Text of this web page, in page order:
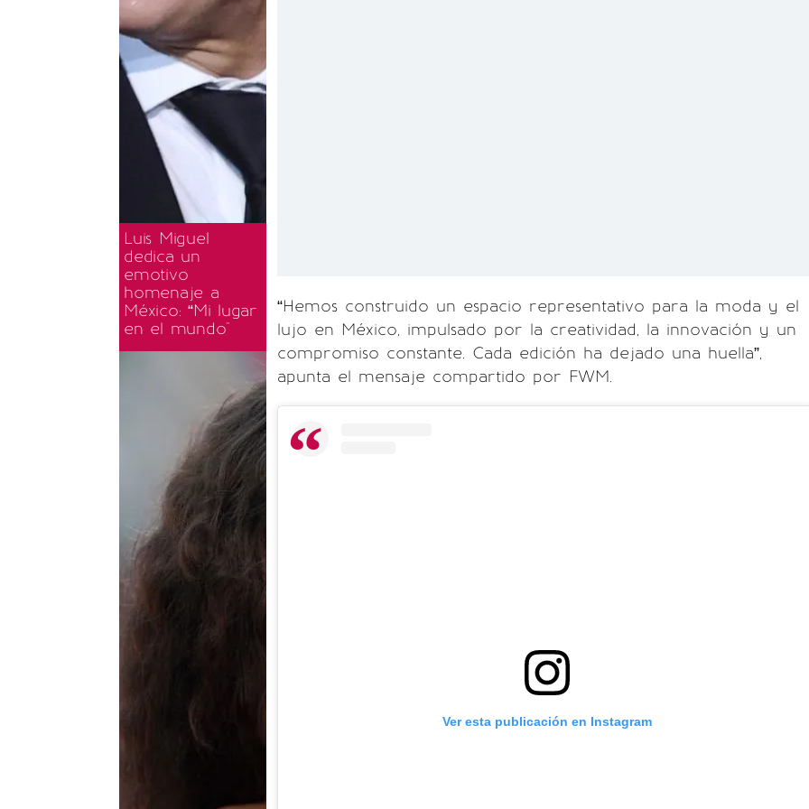
Luis Miguel
dedica un
emotivo
homenaje a
México: “Mi lugar
en el mundo"
“Hemos construido un espacio representativo para la moda y el
lujo en México, impulsado por la creatividad, la innovación y un
compromiso constante. Cada edición ha dejado una huella”,
apunta el mensaje compartido por FWM.
Ver esta publicación en Instagram